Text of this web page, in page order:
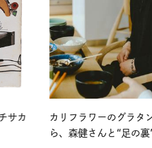
サカ
カリフラワーのグラタ
ら、森健さんと“足の